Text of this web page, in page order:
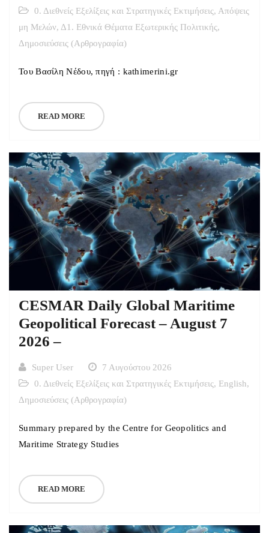
0. Διεθνείς Εξελίξεις και Στρατηγικές Εκτιμήσεις, Απόψεις
μη Μελών, Δ1. Εθνικά Θέματα Εξωτερικής Πολιτικής,
Δημοσιεύσεις (Αρθρογραφία)
Του Βασίλη Νέδου, πηγή : kathimerini.gr
READ MORE
CESMAR Daily Global Maritime
Geopolitical Forecast – August 7
2026 –
Super User
7 Αυγούστου 2026
0. Διεθνείς Εξελίξεις και Στρατηγικές Εκτιμήσεις, English,
Δημοσιεύσεις (Αρθρογραφία)
Summary prepared by the Centre for Geopolitics and
Maritime Strategy Studies
READ MORE